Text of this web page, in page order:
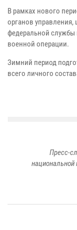
В рамках нового
органов
федеральной
военной операции.
Зимний период
всего личного
Пресс-
национальной